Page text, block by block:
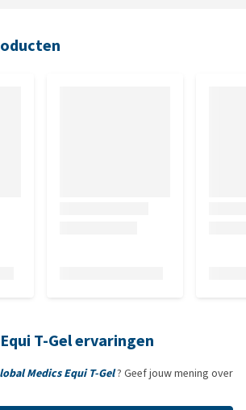
T-Gel ervaringen
Medics Equi T-Gel? Geef jouw mening over